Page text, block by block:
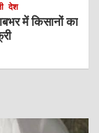
देश
में किसानों का